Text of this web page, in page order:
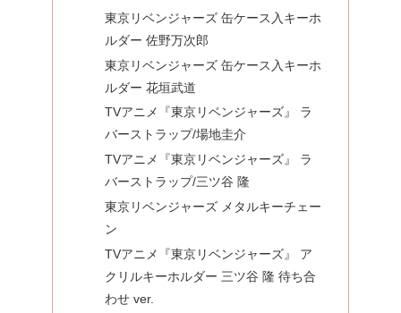
東京リベンジャーズ 缶ケース入キーホ
ルダー 佐野万次郎
東京リベンジャーズ 缶ケース入キーホ
ルダー 花垣武道
TVアニメ『東京リベンジャーズ』 ラ
バーストラップ/場地圭介
TVアニメ『東京リベンジャーズ』 ラ
バーストラップ/三ツ谷 隆
東京リベンジャーズ メタルキーチェー
ン
TVアニメ『東京リベンジャーズ』 ア
クリルキーホルダー 三ツ谷 隆 待ち合
わせ ver.